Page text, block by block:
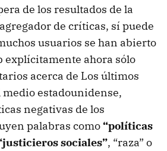
de los resultados de la
de críticas, sí puede
usuarios se han abierto
explícitamente ahora sólo
acerca de Los últimos
medio estadounidense,
negativas de los
palabras como“políticas
sociales”, “raza” o